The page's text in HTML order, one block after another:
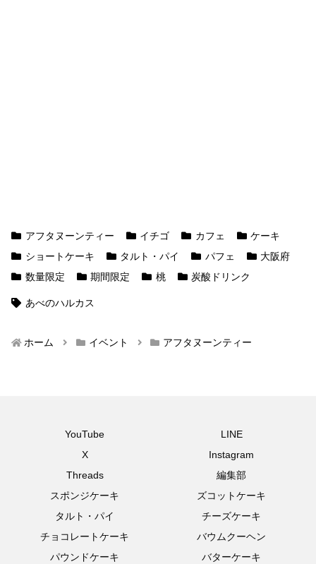
アフタヌーンティー イチゴ カフェ
ケーキ
ショートケーキ
タルト・パイ パフェ
大阪府
数量限定
期間限定 桃 炭酸ドリンク
あべのハルカス
ホーム イベント アフタヌーンティー
YouTube
LINE
X
Instagram
Threads
編集部
スポンジケーキ
ズコットケーキ
タルト・パイ
チーズケーキ
チョコレートケーキ
バウムクーヘン
パウンドケーキ
バターケーキ